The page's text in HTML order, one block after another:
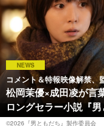
NEWS
コメント＆特報映像解禁、
松岡茉優×成田凌が言
ロングセラー小説『
©2026『男ともだち』製作委員会